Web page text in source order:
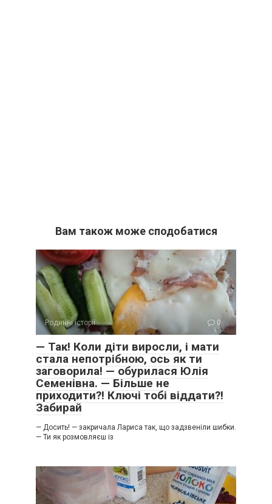
Вам також може сподобатися
Родинні історії 0
— Так! Коли діти виросли, і мати
стала непотрібною, ось як ти
заговорила! — обурилася Юлія
Семенівна. — Більше не
приходити?! Ключі тобі віддати?!
Забирай
— Досить! — закричала Лариса так, що задзвеніли шибки.
— Ти як розмовляєш із